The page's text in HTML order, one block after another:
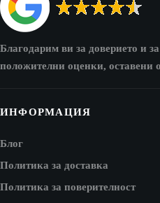
Благодарим ви за доверието и
положителни оценки, оставени
ИНФОРМАЦИЯ
Блог
Политика за доставка
Политика за поверителност